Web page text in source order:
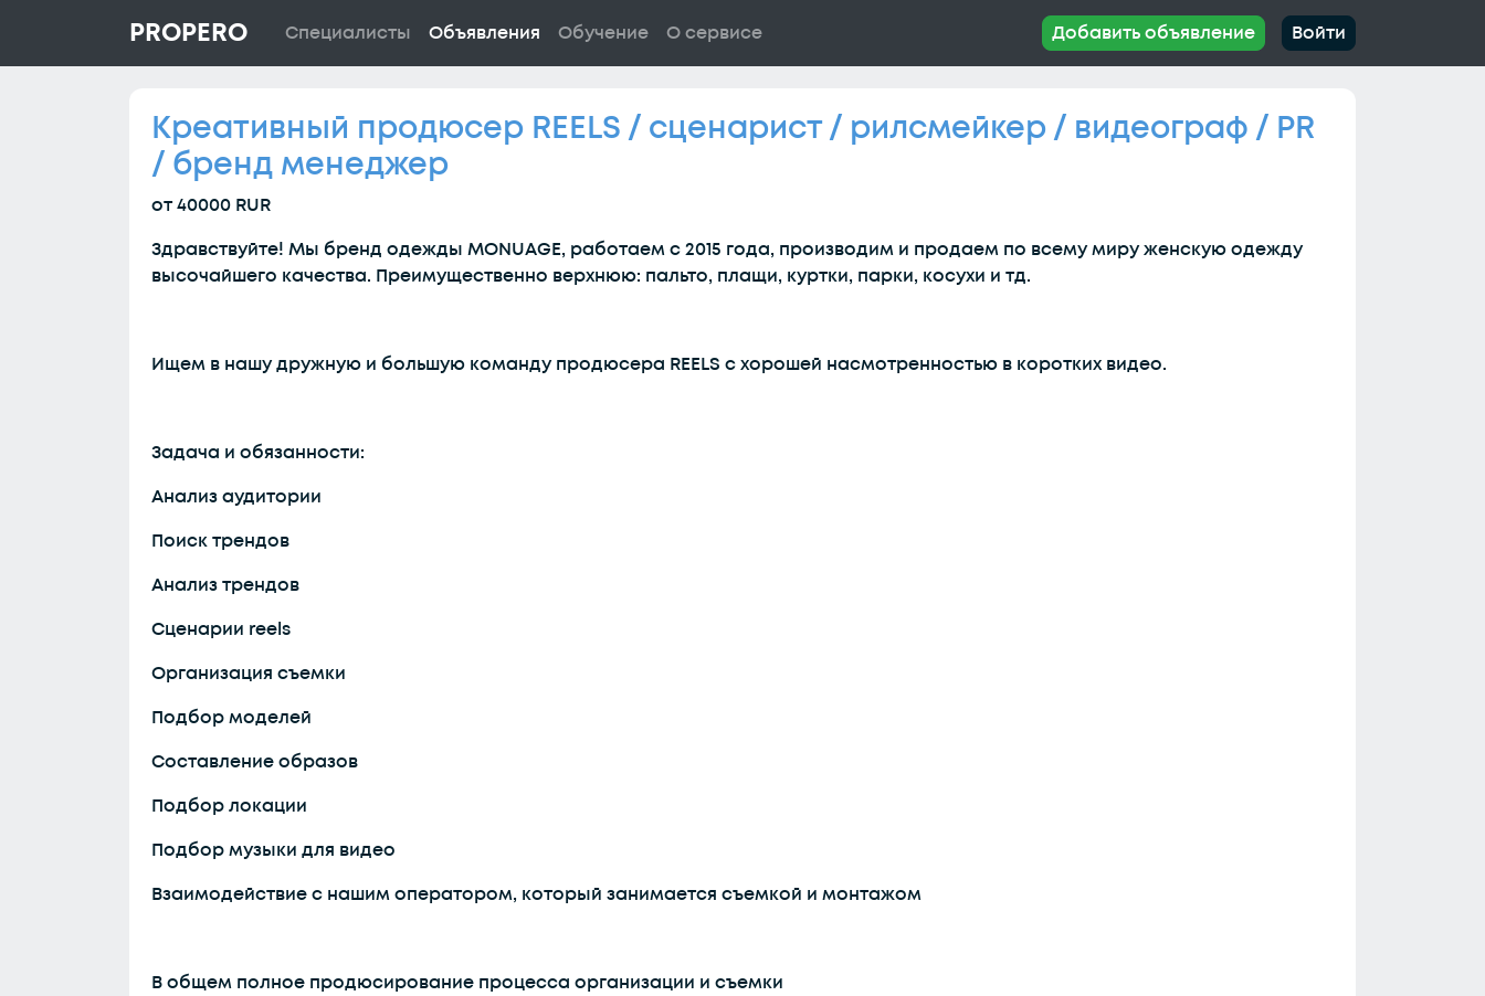
PROPERO Специалисты Объявления Обучение О сервисе Добавить объявление Войти
Креативный продюсер REELS / сценарист / рилсмейкер / видеограф / PR
/ бренд менеджер
от 40000 RUR
Здравствуйте! Мы бренд одежды MONUAGE, работаем с 2015 года, производим и продаем по всему миру женскую одежду
высочайшего качества. Преимущественно верхнюю: пальто, плащи, куртки, парки, косухи и тд.
Ищем в нашу дружную и большую команду продюсера REELS с хорошей насмотренностью в коротких видео.
Задача и обязанности:
Анализ аудитории
Поиск трендов
Анализ трендов
Сценарии reels
Организация съемки
Подбор моделей
Составление образов
Подбор локации
Подбор музыки для видео
Взаимодействие с нашим оператором, который занимается съемкой и монтажом
В общем полное продюсирование процесса организации и съемки